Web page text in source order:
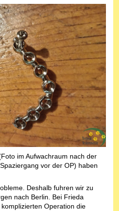
im Aufwachraum nach der
vor der OP) haben
Deshalb fuhren wir zu
nach Berlin. Bei Frieda
Operation die